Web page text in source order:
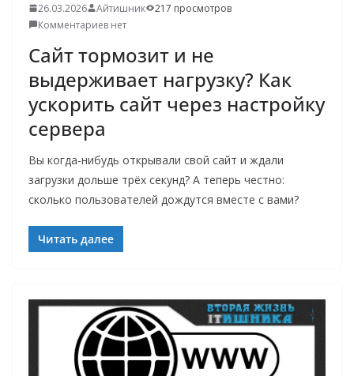
26.03.2026 Айтишник
217 просмотров
Комментариев нет
Сайт тормозит и не
выдерживает нагрузку? Как
ускорить сайт через настройку
сервера
Вы когда-нибудь открывали свой сайт и ждали
загрузки дольше трёх секунд? А теперь честно:
сколько пользователей дождутся вместе с вами?
Читать далее